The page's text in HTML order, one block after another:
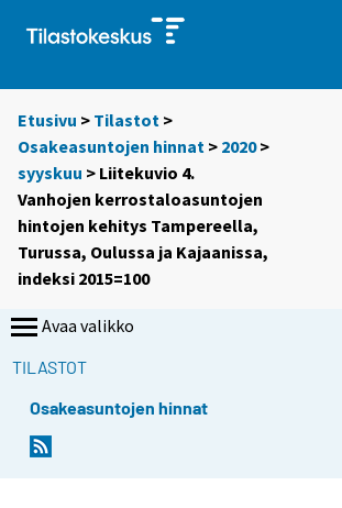
Etusivu > Tilastot >
Osakeasuntojen hinnat > 2020>
syyskuu > Liitekuvio 4.
Vanhojen kerrostaloasuntojen
hintojen kehitys Tampereella,
Turussa, Oulussa ja Kajaanissa,
indeksi 2015=100
Avaa valikko
TILASTOT
Osakeasuntojen hinnat